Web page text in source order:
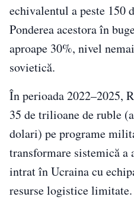
echivalentul a peste 150
Ponderea acestora în
aproape 30%, nivel
sovietică.
În perioada 2022–2025,
35 de trilioane de ruble
dolari) pe programe
transformare sistemică a
intrat în Ucraina cu
resurse logistice